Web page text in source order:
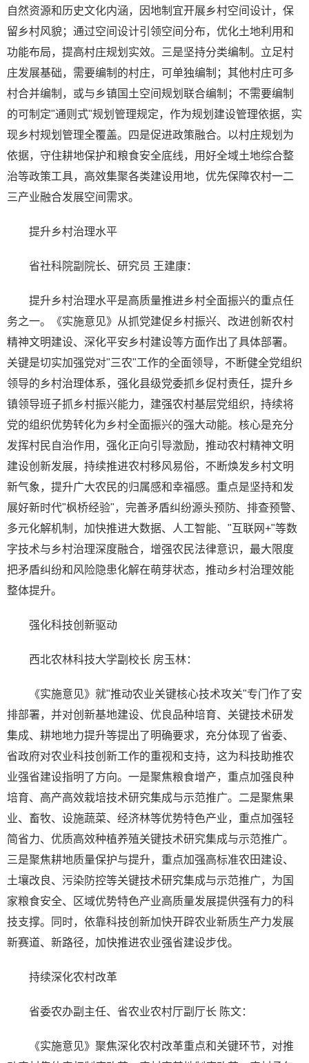
自然资源和历史文化内涵，因地制宜开展乡村空间设计，保
留乡村风貌；通过空间设计引领空间分布，优化土地利用和
功能布局，提高村庄规划实效。三是坚持分类编制。立足村
庄发展基础，需要编制的村庄，可单独编制；其他村庄可多
村合并编制，或与乡镇国土空间规划联合编制；不需要编制
的可制定"通则式"规划管理规定，作为规划建设管理依据，实
现乡村规划管理全覆盖。四是促进政策融合。以村庄规划为
依据，守住耕地保护和粮食安全底线，用好全域土地综合整
治等政策工具，高效集聚各类建设用地，优先保障农村一二
三产业融合发展空间需求。
提升乡村治理水平
省社科院副院长、研究员 王建康：
提升乡村治理水平是高质量推进乡村全面振兴的重点任
务之一。《实施意见》从抓党建促乡村振兴、改进创新农村
精神文明建设、深化平安乡村建设等方面作出了具体部署。
关键是切实加强党对"三农"工作的全面领导，不断健全党组织
领导的乡村治理体系，强化县级党委抓乡促村责任，提升乡
镇领导班子抓乡村振兴能力，建强农村基层党组织，持续将
党的组织优势转化为乡村全面振兴的强大动能。核心是充分
发挥村民自治作用，强化正向引导激励，推动农村精神文明
建设创新发展，持续推进农村移风易俗，不断焕发乡村文明
新气象，提升广大农民的归属感和幸福感。重点是坚持和发
展好新时代"枫桥经验"，完善矛盾纠纷源头预防、排查预警、
多元化解机制，加快推进大数据、人工智能、"互联网+"等数
字技术与乡村治理深度融合，增强农民法律意识，最大限度
把矛盾纠纷和风险隐患化解在萌芽状态，推动乡村治理效能
整体提升。
强化科技创新驱动
西北农林科技大学副校长 房玉林：
《实施意见》就"推动农业关键核心技术攻关"专门作了安
排部署，并对创新基地建设、优良品种培育、关键技术研发
集成、耕地地力提升等提出了明确要求，充分体现了省委、
省政府对农业科技创新工作的重视和支持，这为科技助推农
业强省建设指明了方向。一是聚焦粮食增产，重点加强良种
培育、高产高效栽培技术研究集成与示范推广。二是聚焦果
业、畜牧、设施蔬菜、经济林等优势特色产业，重点加强轻
简省力、优质高效种植养殖关键技术研究集成与示范推广。
三是聚焦耕地质量保护与提升，重点加强高标准农田建设、
土壤改良、污染防控等关键技术研究集成与示范推广，为国
家粮食安全、区域优势特色产业高质量发展提供强有力的科
技支撑。同时，依靠科技创新加快开辟农业新质生产力发展
新赛道、新路径，加快推进农业强省建设步伐。
持续深化农村改革
省委农办副主任、省农业农村厅副厅长 陈文：
《实施意见》聚焦深化农村改革重点和关键环节，对推